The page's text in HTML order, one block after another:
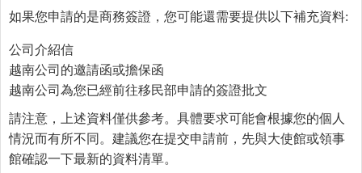
如果您申請的是商務簽證，您可能還需要提供以下補充資料:
公司介紹信
越南公司的邀請函或擔保函
越南公司為您已經前往移民部申請的簽證批文
請注意，上述資料僅供參考。具體要求可能會根據您的個人
情況而有所不同。建議您在提交申請前，先與大使館或領事
館確認一下最新的資料清單。